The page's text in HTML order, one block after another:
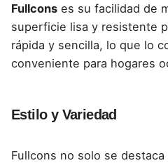
Fullcons es su facilidad de
superficie lisa y resistente
rápida y sencilla, lo que lo
conveniente para hogares
Estilo y Variedad
Fullcons no solo se